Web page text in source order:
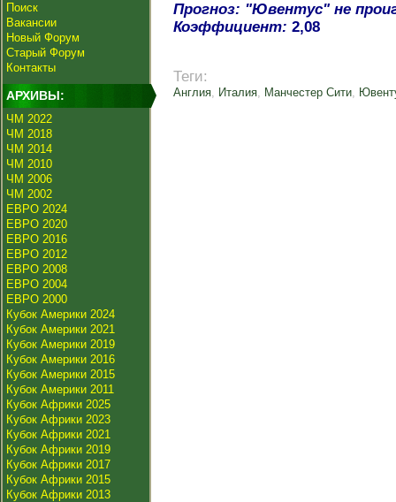
Поиск
Вакансии
Новый Форум
Старый Форум
Контакты
АРХИВЫ:
ЧМ 2022
ЧМ 2018
ЧМ 2014
ЧМ 2010
ЧМ 2006
ЧМ 2002
ЕВРО 2024
ЕВРО 2020
ЕВРО 2016
ЕВРО 2012
ЕВРО 2008
ЕВРО 2004
ЕВРО 2000
Кубок Америки 2024
Кубок Америки 2021
Кубок Америки 2019
Кубок Америки 2016
Кубок Америки 2015
Кубок Америки 2011
Кубок Африки 2025
Кубок Африки 2023
Кубок Африки 2021
Кубок Африки 2019
Кубок Африки 2017
Кубок Африки 2015
Кубок Африки 2013
Прогноз: "Ювентус" не
Коэффициент: 2,08
Теги:
Англия, Италия, Манчестер Сити,